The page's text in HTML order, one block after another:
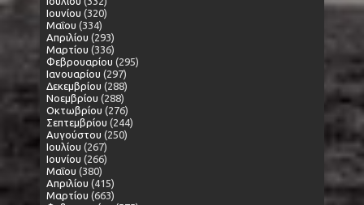
Ιουνίου (320)
Μαΐου (334)
Απριλίου (293)
Μαρτίου (336)
Φεβρουαρίου (295)
Ιανουαρίου (297)
Δεκεμβρίου (288)
Νοεμβρίου (288)
Οκτωβρίου (276)
Σεπτεμβρίου (244)
Αυγούστου (250)
Ιουλίου (267)
Ιουνίου (266)
Μαΐου (380)
Απριλίου (415)
Μαρτίου (663)